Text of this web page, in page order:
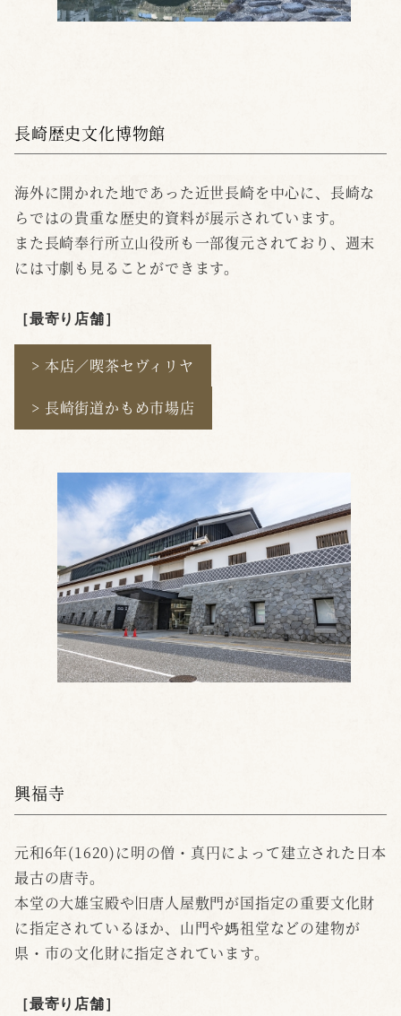
長崎歴史文化博物館
海外に開かれた地であった近世長崎を中心に、長崎な
らではの貴重な歴史的資料が展示されています。
また長崎奉行所立山役所も一部復元されており、週末
には寸劇も見ることができます。
［最寄り店舗］
> 本店／喫茶セヴィリヤ
> 長崎街道かもめ市場店
興福寺
元和6年(1620)に明の僧・真円によって建立された日本
最古の唐寺。
本堂の大雄宝殿や旧唐人屋敷門が国指定の重要文化財
に指定されているほか、山門や媽祖堂などの建物が
県・市の文化財に指定されています。
［最寄り店舗］